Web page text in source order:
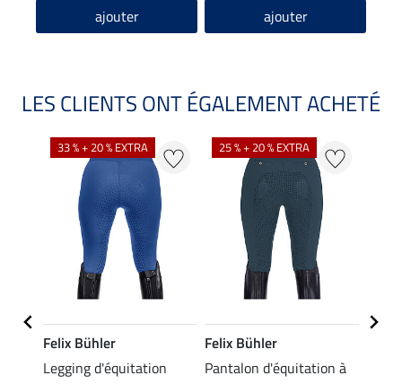
ajouter ajouter
LES CLIENTS ONT ÉGALEMENT ACHETÉ
33 % + 20 % EXTRA
Felix Bühler
Legging d'équitation
25 % + 20 % EXTRA
Felix Bühler
Pantalon d'équitation à